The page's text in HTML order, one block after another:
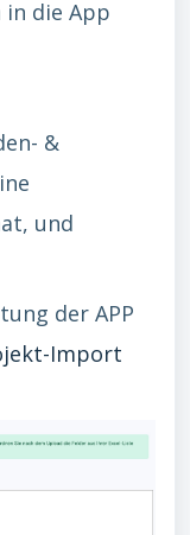
in die App
&
und
der APP
Import